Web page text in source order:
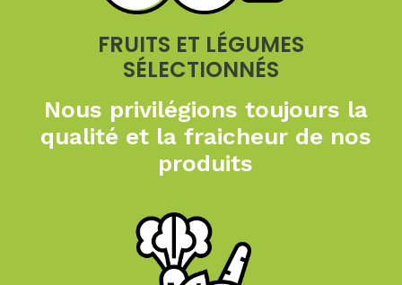
FRUITS ET LÉGUMES
SÉLECTIONNÉS
Nous privilégions toujours la
qualité et la fraicheurde nos
produits